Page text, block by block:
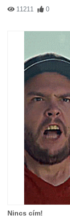
11211 0
Nincs cím!